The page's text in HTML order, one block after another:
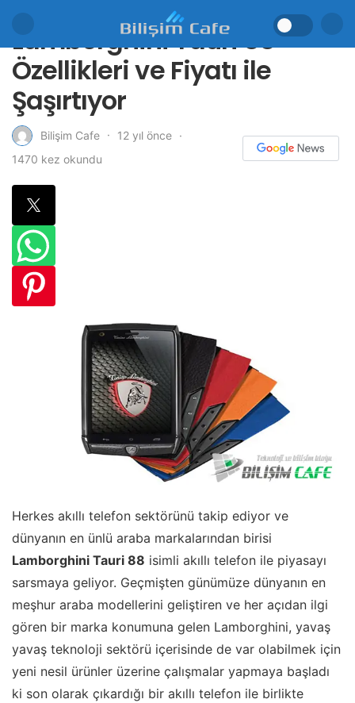
Lamborghini Tauri 88
Özellikleri ve Fiyatı ile
Şaşırtıyor
Bilişim Cafe
12 yıl önce
1470 kez okundu
Herkes akıllı telefon sektörünü takip ediyor ve
dünyanın en ünlü araba markalarından birisi
Lamborghini Tauri 88 isimli akıllı telefon ile piyasayı
sarsmaya geliyor. Geçmişten günümüze dünyanın en
meşhur araba modellerini geliştiren ve her açıdan ilgi
gören bir marka konumuna gelen Lamborghini, yavaş
yavaş teknoloji sektörü içerisinde de var olabilmek için
yeni nesil ürünler üzerine çalışmalar yapmaya başladı
ki son olarak çıkardığı bir akıllı telefon ile birlikte